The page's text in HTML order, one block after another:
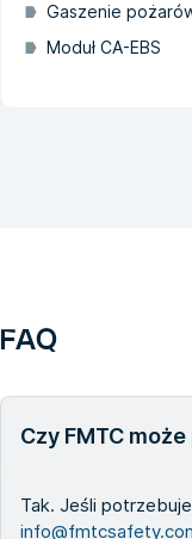
Gaszenie
Moduł CA-EBS
FAQ
Czy FMTC
Tak. Jeśli